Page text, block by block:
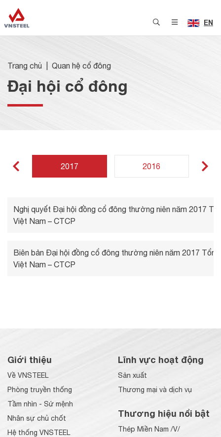
EN
Trang chủ Quan hệ cổ đông
Đại hội cổ đông
2017 2016
Nghị quyết Đại hội đồng cổ đông thường niên năm 2017
Việt Nam – CTCP
Biên bản Đại hội đồng cổ đông thường niên năm 2017
Việt Nam – CTCP
Giới thiệu
Về VNSTEEL
Phòng truyền thống
Tầm nhìn - Sứ mệnh
Nhân sự chủ chốt
Hệ thống VNSTEEL
Lĩnh vực hoạt động
Sản xuất
Thương mại và dịch vụ
Thương hiệu nổi bật
Thép Miền Nam /V/